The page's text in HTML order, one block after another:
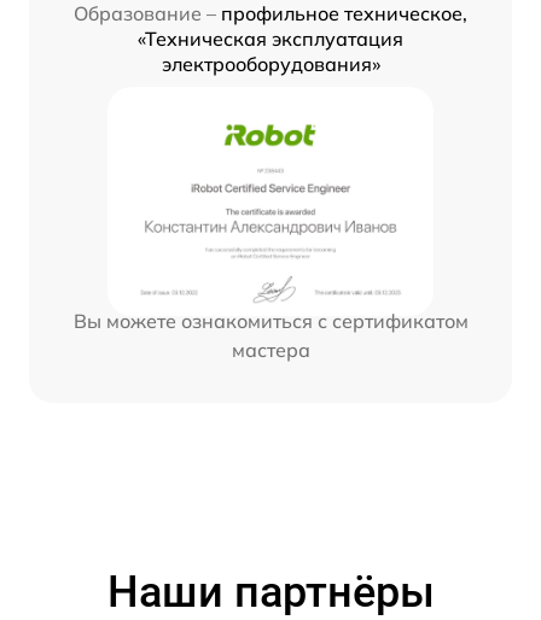
Образование – профильное техническое,
«Техническая эксплуатация
электрооборудования»
Вы можете ознакомиться с сертификатом
мастера
Наши партнёры